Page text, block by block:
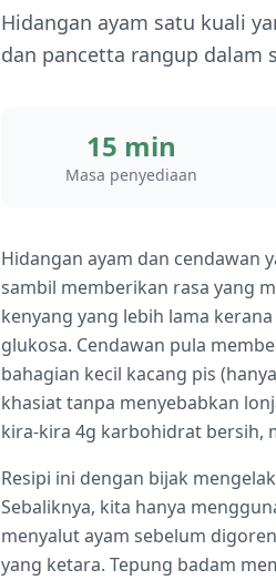
Hidangan ayam satu kuali
dan pancetta rangup dalam
15 min
Masa penyediaan
Hidangan ayam dan cendawan
sambil memberikan rasa yang
kenyang yang lebih lama
glukosa. Cendawan pula
bahagian kecil kacang pis
khasiat tanpa menyebabkan
kira-kira 4g karbohidrat bersih,
Resipi ini dengan bijak
Sebaliknya, kita hanya
menyalut ayam sebelum
yang ketara. Tepung badam